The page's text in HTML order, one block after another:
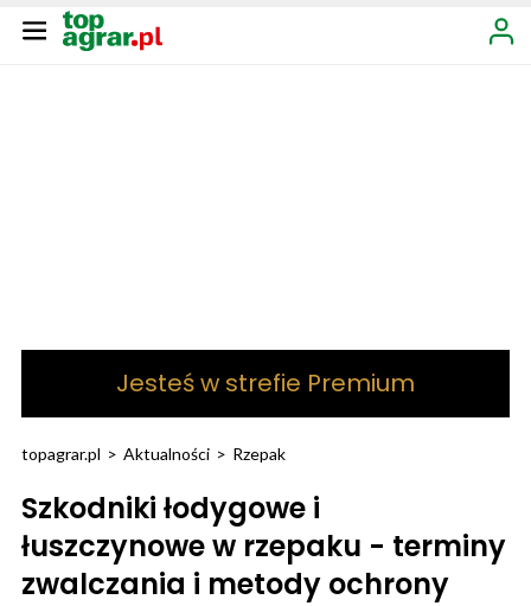
Jesteś w strefie Premium
topagrar.pl > Aktualności > Rzepak
Szkodniki łodygowe i
łuszczynowe w rzepaku - terminy
zwalczania i metody ochrony